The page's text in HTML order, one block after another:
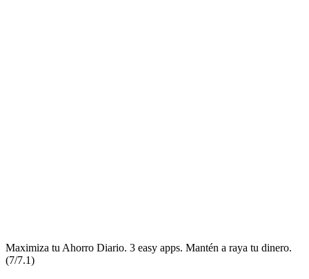
Maximiza tu Ahorro Diario. 3 easy apps. Mantén a raya tu dinero.
(7/7.1)